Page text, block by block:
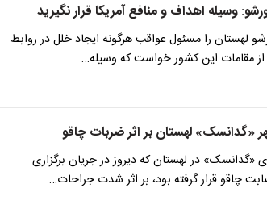
وسیله اهداف و منافع آمریکا قرار نگیرید
لهستان را مسئول عواقب هرگونه ایجاد خلل در روابط
از مقامات این کشور خواست که وسیله…
«گدانسک» لهستان بر اثر ضربات چاقو
«گدانسک» در لهستان که دیروز در جریان برگزاری
چاقو قرار گرفته بود، بر اثر شدت جراحات…